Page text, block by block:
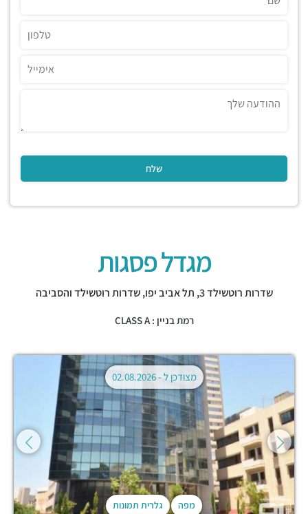
מגדל פסגות
שדרות רוטשילד 3, תל אביב יפו,שדרות רוטשילד והסביבה
רמת בניין : CLASS A
מפה גלרית תמונות
מצודכן ל -02.08.2026